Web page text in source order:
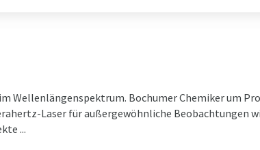
Wellenlängenspektrum. Bochumer Chemiker um
Laser für außergewöhnliche Beobachtungen
...